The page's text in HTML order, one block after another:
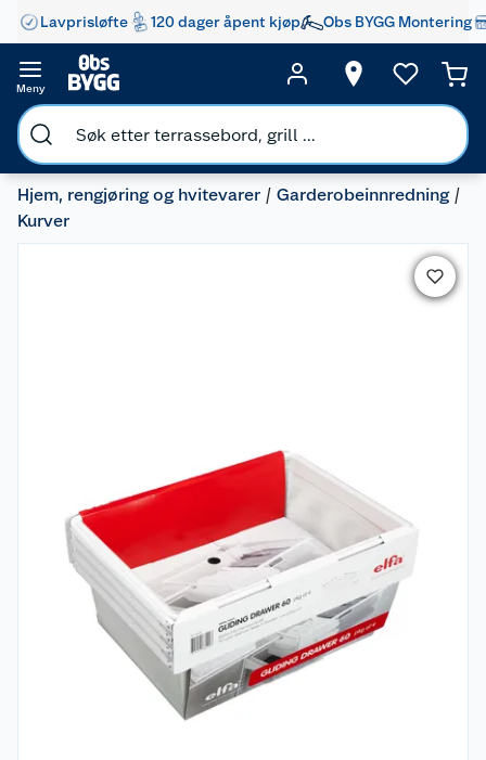
Lavprisløfte 120 dager åpent kjøp Obs BYGG Montering
Meny
Hjem, rengjøring og hvitevarer
Garderobeinnredning
Kurver